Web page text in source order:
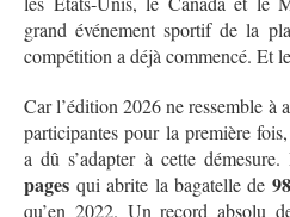
grand événement sportif de la
compétition a déjà commencé. Et
Car l’édition 2026 ne ressemble à
participantes pour la première
a dû s’adapter à cette
pages qui abrite la bagatelle de
qu’en 2022. Un record absolu